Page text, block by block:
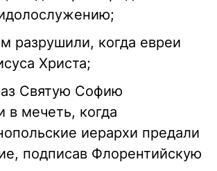
разрушили, когда евреи
Христа;
Святую Софию
в мечеть, когда
иерархи предали
подписав Флорентийскую